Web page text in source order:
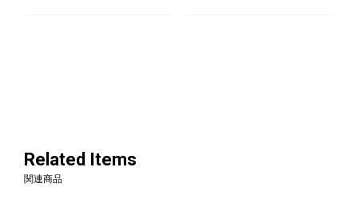
Related Items
関連商品